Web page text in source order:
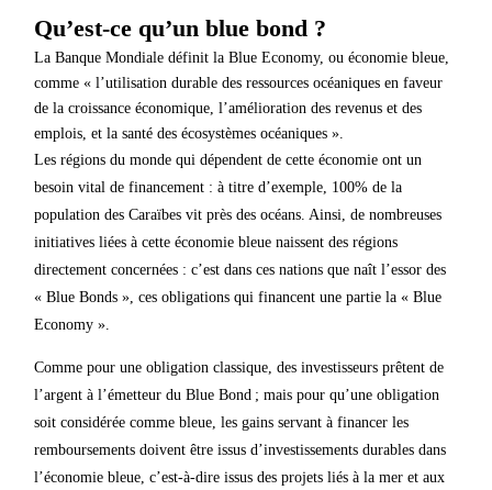
Qu’est-ce qu’un blue bond ?
La Banque Mondiale définit la Blue Economy, ou économie bleue,
comme « l’utilisation durable des ressources océaniques en faveur
de la croissance économique, l’amélioration des revenus et des
emplois, et la santé des écosystèmes océaniques ».
Les régions du monde qui dépendent de cette économie ont un
besoin vital de financement : à titre d’exemple, 100% de la
population des Caraïbes vit près des océans. Ainsi, de nombreuses
initiatives liées à cette économie bleue naissent des régions
directement concernées : c’est dans ces nations que naît l’essor des
« Blue Bonds », ces obligations qui financent une partie la « Blue
Economy ».
Comme pour une obligation classique, des investisseurs prêtent de
l’argent à l’émetteur du Blue Bond ; mais pour qu’une obligation
soit considérée comme bleue, les gains servant à financer les
remboursements doivent être issus d’investissements durables dans
l’économie bleue, c’est-à-dire issus des projets liés à la mer et aux